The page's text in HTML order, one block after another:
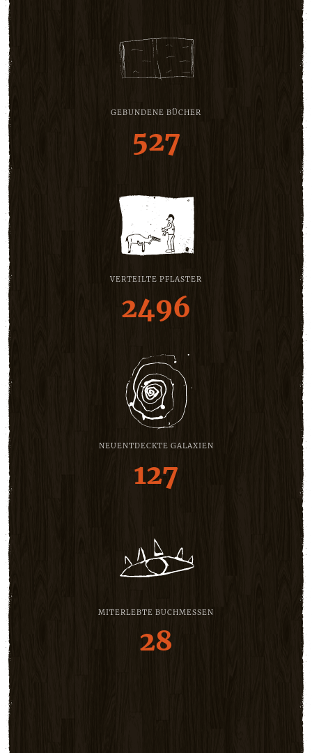
GEBUNDENE BÜCHER
527
VERTEILTE PFLASTER
2496
NEUENTDECKTE GALAXIEN
127
MITERLEBTE BUCHMESSEN
28